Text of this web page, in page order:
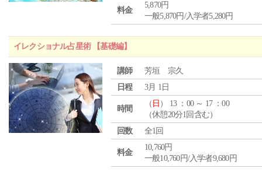
料金
5,870円
一般5,870円/入学者5,280円
イレクショナル占星術 【基礎編】
講師
芳垣 宗久
日程
3月 1日
時間
（ 日 ） 13 ：00 ～ 17 ：00
（休憩20分1回含む）
回数
全1回
料金
10,760円
一般10,760円/入学者9,680円